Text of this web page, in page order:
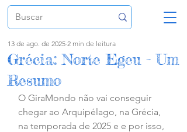
Grécia: Norte Egeu - Um
Resumo
13 de ago. de 2025 2 min de leitura
O GiraMondo não vai conseguir
chegar ao Arquipélago, na Grécia,
na temporada de 2025 e e por isso,